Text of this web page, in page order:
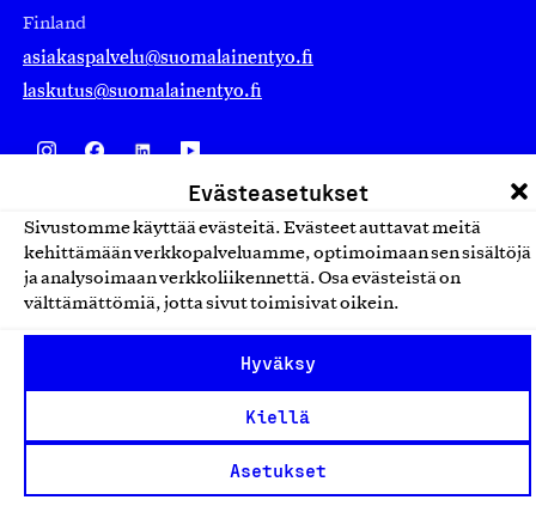
Evästeasetukset
Sivustomme käyttää evästeitä. Evästeet auttavat meitä
kehittämään verkkopalveluamme, optimoimaan sen sisältöjä
ja analysoimaan verkkoliikennettä. Osa evästeistä on
välttämättömiä, jotta sivut toimisivat oikein.
Hyväksy
Kiellä
Asetukset
Finland
asiakaspalvelu@suomalainentyo.fi
laskutus@suomalainentyo.fi
Avainlippu
Yhteiskunnallinen Yritys -merkki